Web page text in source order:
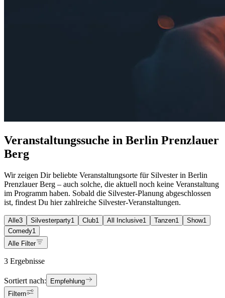
Veranstaltungssuche in Berlin Prenzlauer
Berg
Wir zeigen Dir beliebte Veranstaltungsorte für Silvester in Berlin
Prenzlauer Berg – auch solche, die aktuell noch keine Veranstaltung
im Programm haben. Sobald die Silvester-Planung abgeschlossen
ist, findest Du hier zahlreiche Silvester-Veranstaltungen.
Alle3 Silvesterparty1 Club1 All Inclusive1 Tanzen1 Show1
Comedy1
Alle Filter
3 Ergebnisse
Sortiert nach:
Empfehlung
Filtern